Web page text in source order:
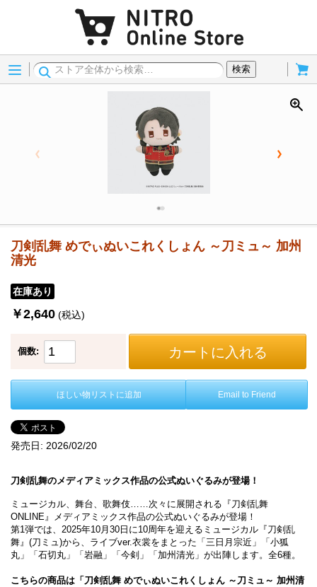
Menu
検索
刀剣乱舞 めでぃぬいこれくしょん ～刀ミュ～ 加州
清光
在庫あり
￥2,640 (税込)
個数: カートに入れる
ほしい物リストに追加 Email to Friend
発売日: 2026/02/20
刀剣乱舞のメディアミックス作品の公式ぬいぐるみが登場！
ミュージカル、舞台、歌舞伎……次々に展開される『刀剣乱舞
ONLINE』メディアミックス作品の公式ぬいぐるみが登場！
第1弾では、2025年10月30日に10周年を迎えるミュージカル『刀剣乱
舞』(刀ミュ)から、ライブver.衣裳をまとった「三日月宗近」「小狐
丸」「石切丸」「岩融」「今剣」「加州清光」が出陣します。全6種。
こちらの商品は「刀剣乱舞 めでぃぬいこれくしょん ～刀ミュ～ 加州清